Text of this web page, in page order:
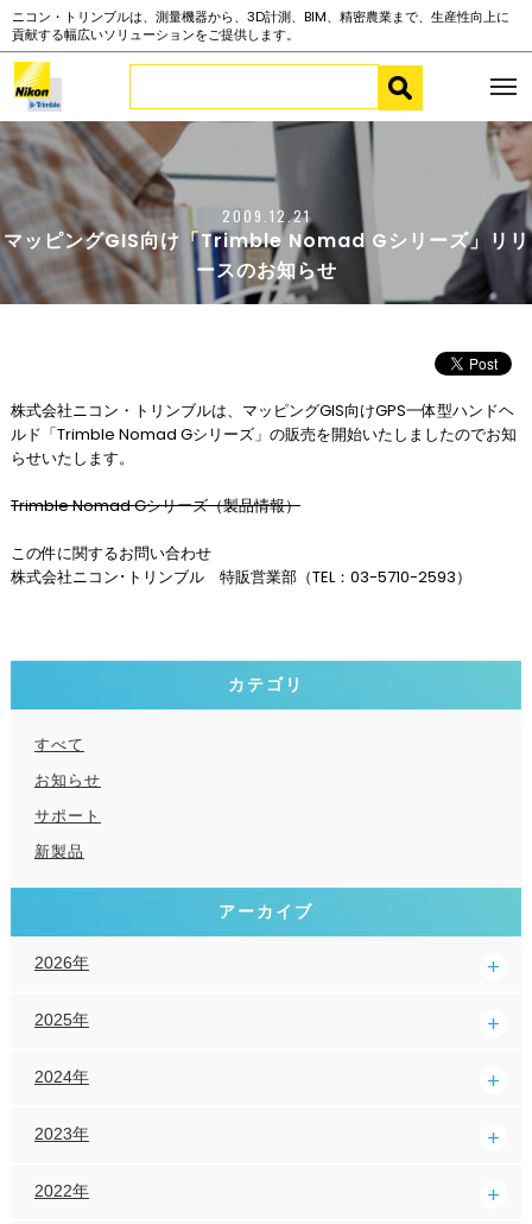
ニコン・トリンブルは、測量機器から、3D計測、BIM、精密農業まで、生産性向上に
貢献する幅広いソリューションをご提供します。
2009.12.21
マッピングGIS向け「Trimble Nomad Gシリーズ」リリ
ースのお知らせ
株式会社ニコン・トリンブルは、マッピングGIS向けGPS一体型ハンドヘ
ルド「Trimble Nomad Gシリーズ」の販売を開始いたしましたのでお知
らせいたします。
Trimble Nomad Gシリーズ（製品情報）
この件に関するお問い合わせ
株式会社ニコン･トリンブル 特販営業部（TEL：03-5710-2593）
カテゴリ
すべて
お知らせ
サポート
新製品
アーカイブ
2026年
2025年
2024年
2023年
2022年